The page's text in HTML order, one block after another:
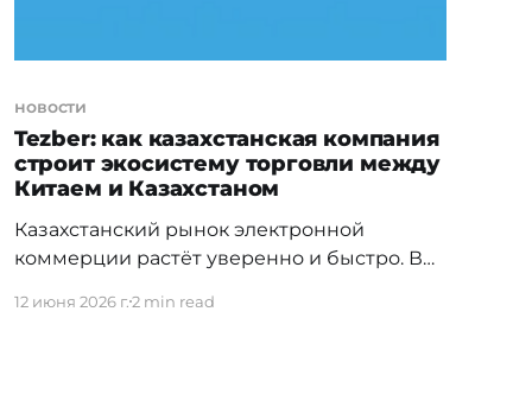
новости
Tezber: как казахстанская компания
строит экосистему торговли между
Китаем и Казахстаном
Казахстанский рынок электронной
коммерции растёт уверенно и быстро. В
розничной e-commerce достиг 1,7 трлн
12 июня 2026 г.2 min read